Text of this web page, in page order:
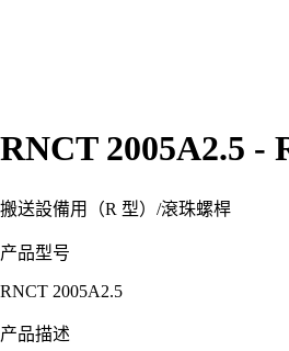
RNCT 2005A2.5 -
搬送設備用（R 型） /滾珠螺桿
产品型号
RNCT 2005A2.5
产品描述